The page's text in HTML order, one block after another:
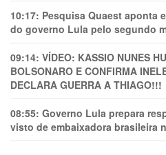
10:17: Pesquisa Quaest aponta
do governo Lula pelo segundo
09:14: VÍDEO: KASSIO NUNES
BOLSONARO E CONFIRMA
DECLARA GUERRA A THIAGO!!!
08:55: Governo Lula prepara
visto de embaixadora brasileira